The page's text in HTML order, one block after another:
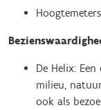
De Helix:
milieu,
ook als